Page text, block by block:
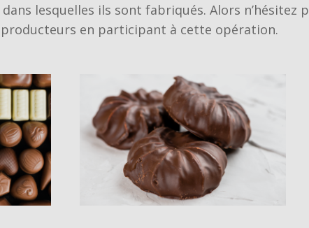
lesquelles ils sont fabriqués. Alors n’hésitez
en participant à cette opération.